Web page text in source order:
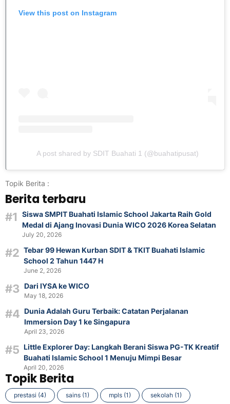
View this post on Instagram
A post shared by SDIT Buahati 1 (@buahatipusat)
Topik Berita :
Berita terbaru
Siswa SMPIT Buahati Islamic School Jakarta Raih Gold
Medal di Ajang Inovasi Dunia WICO 2026 Korea Selatan
July 20, 2026
Tebar 99 Hewan Kurban SDIT & TKIT Buahati Islamic
School 2 Tahun 1447 H
June 2, 2026
Dari IYSA ke WICO
May 18, 2026
Dunia Adalah Guru Terbaik: Catatan Perjalanan
Immersion Day 1 ke Singapura
April 23, 2026
Little Explorer Day: Langkah Berani Siswa PG-TK Kreatif
Buahati Islamic School 1 Menuju Mimpi Besar
April 20, 2026
Topik Berita
prestasi (4) sains (1) mpls (1) sekolah (1)